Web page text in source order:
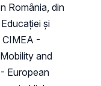
România, din
și
CIMEA -
and
European